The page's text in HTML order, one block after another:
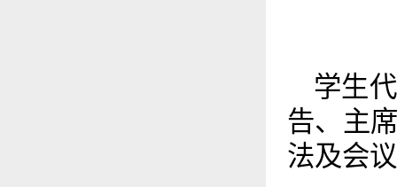
学生
告、主
法及会